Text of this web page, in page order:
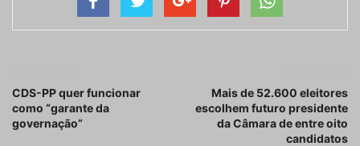
CDS-PP quer funcionar
como “garante da
governação”
Mais de 52.600 eleitores
escolhem futuro presidente
da Câmara de entre oito
candidatos